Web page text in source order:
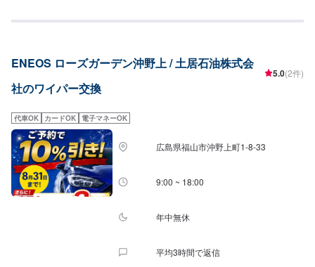
ENEOS ローズガーデン沖野上 / 土居石油株式会
社のワイパー交換
5.0(2件)
代車OK カードOK 電子マネーOK
広島県福山市沖野上町1-8-33
9:00 ~ 18:00
年中無休
平均3時間で返信